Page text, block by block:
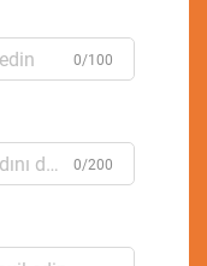
0/100
0/200